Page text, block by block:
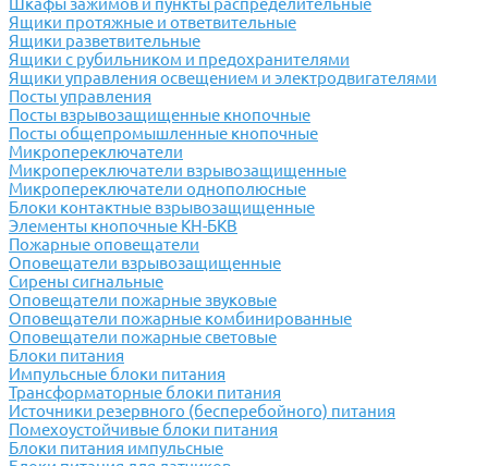
Шкафы зажимов и пункты распределительные
Ящики протяжные и ответвительные
Ящики разветвительные
Ящики с рубильником и предохранителями
Ящики управления освещением и электродвигателями
Посты управления
Посты взрывозащищенные кнопочные
Посты общепромышленные кнопочные
Микропереключатели
Микропереключатели взрывозащищенные
Микропереключатели однополюсные
Блоки контактные взрывозащищенные
Элементы кнопочные КН-БКВ
Пожарные оповещатели
Оповещатели взрывозащищенные
Сирены сигнальные
Оповещатели пожарные звуковые
Оповещатели пожарные комбинированные
Оповещатели пожарные световые
Блоки питания
Импульсные блоки питания
Трансформаторные блоки питания
Источники резервного (бесперебойного) питания
Помехоустойчивые блоки питания
Блоки питания импульсные